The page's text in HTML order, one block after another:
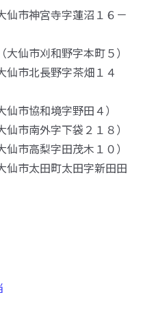
仙市神宮寺字蓮沼１６－
仙市刈和野字本町５）
仙市北長野字茶畑１４
市協和境字野田４）
市南外字下袋２１８）
市高梨字田茂木１０）
仙市太田町太田字新田田